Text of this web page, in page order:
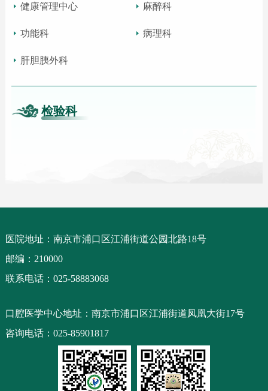
健康管理中心 麻醉科
功能科 病理科
肝胆胰外科
检验科
医院地址：南京市浦口区江浦街道公园北路18号
邮编：210000
联系电话：025-58883068
口腔医学中心地址：南京市浦口区江浦街道凤凰大街17号
咨询电话：025-85901817